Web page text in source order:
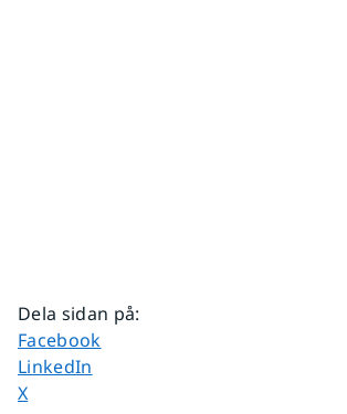
Dela sidan på:
Dela sidan på
Facebook
Dela sidan på
LinkedIn
Dela sidan på
X